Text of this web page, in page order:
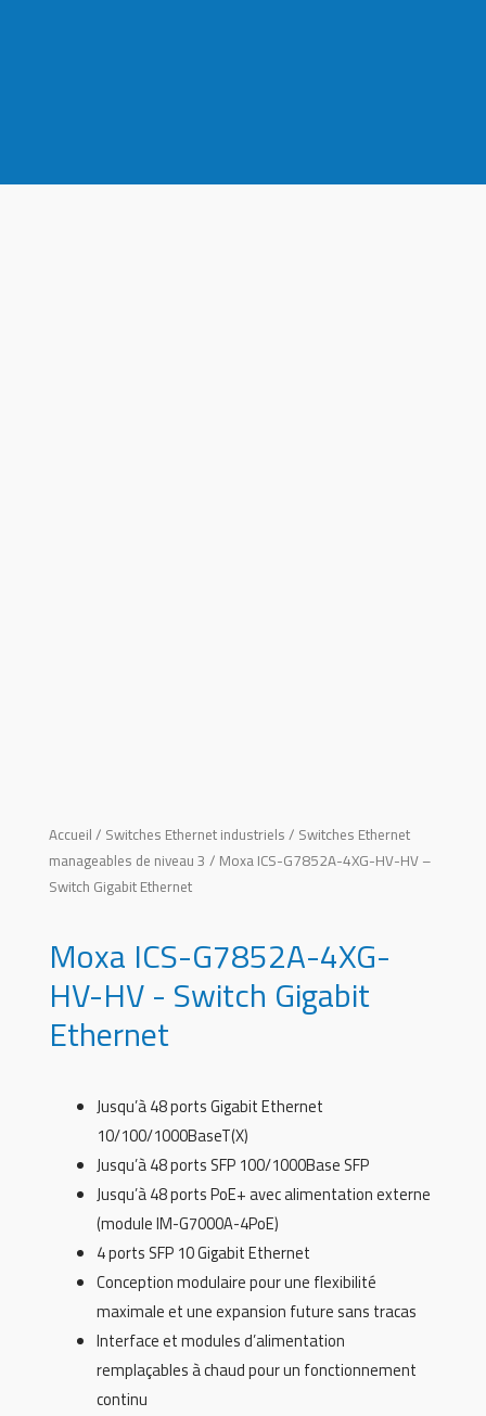
Accueil / Switches Ethernet industriels / Switches Ethernet
manageables de niveau 3 / Moxa ICS-G7852A-4XG-HV-HV –
Switch Gigabit Ethernet
Moxa ICS-G7852A-4XG-
HV-HV - Switch Gigabit
Ethernet
Jusqu’à 48 ports Gigabit Ethernet
10/100/1000BaseT(X)
Jusqu’à 48 ports SFP 100/1000Base SFP
Jusqu’à 48 ports PoE+ avec alimentation externe
(module IM-G7000A-4PoE)
4 ports SFP 10 Gigabit Ethernet
Conception modulaire pour une flexibilité
maximale et une expansion future sans tracas
Interface et modules d’alimentation
remplaçables à chaud pour un fonctionnement
continu